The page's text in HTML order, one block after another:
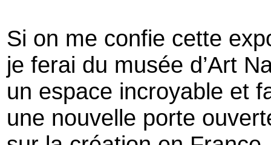
Si on me confie cette
je ferai du musée d’Art
un espace incroyable et
une nouvelle porte